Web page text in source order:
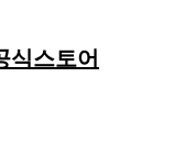
식스토어